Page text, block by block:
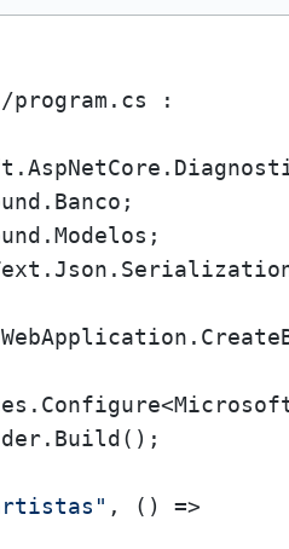
program.cs :
, () =>